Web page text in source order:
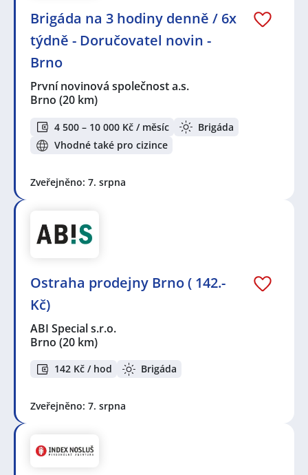
Brigáda na 3 hodiny denně / 6x
týdně - Doručovatel novin -
Brno
První novinová společnost a.s.
Brno (20 km)
4 500 – 10 000 Kč / měsíc
Brigáda
Vhodné také pro cizince
Zveřejněno: 7. srpna
Ostraha prodejny Brno ( 142.-
Kč)
ABI Special s.r.o.
Brno (20 km)
142 Kč / hod Brigáda
Zveřejněno: 7. srpna